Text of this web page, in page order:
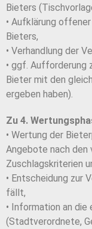
Bieters
• Aufklärung
Bieters,
• Verhandlung der
• ggf. Aufforderung
Bieter mit den
ergeben haben).
Zu 4.
• Wertung der
Angebote nach den
Zuschlagskriterien
• Entscheidung zur
fällt,
• Information an die
(Stadtverordnete,